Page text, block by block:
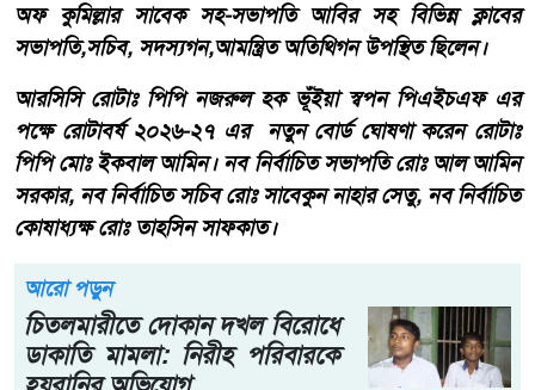
অফ কুমিল্লার সাবেক সহ-সভাপতি আবির সহ বিভিন্ন ক্লাবের
সভাপতি,সচিব, সদস্যগন,আমন্ত্রিত অতিথিগন উপস্থিত ছিলেন।
আরসিসি রোটাঃ পিপি নজরুল হক ভূঁইয়া স্বপন পিএইচএফ এর
পক্ষে রোটাবর্ষ ২০২৬-২৭ এর নতুন বোর্ড ঘোষণা করেন রোটাঃ
পিপি মোঃ ইকবাল আমিন। নব নির্বাচিত সভাপতি রোঃ আল আমিন
সরকার, নব নির্বাচিত সচিব রোঃ সাবেকুন নাহার সেতু, নব নির্বাচিত
কোষাধ্যক্ষ রোঃ তাহসিন সাফকাত।
আরো পড়ুন
চিতলমারীতে দোকান দখল বিরোধে
ডাকাতি মামলা: নিরীহ পরিবারকে